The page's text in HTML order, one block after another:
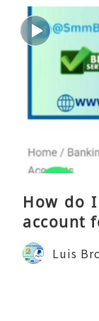
How do
account
Luis